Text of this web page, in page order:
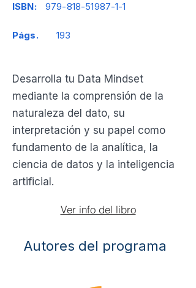
ISBN: 979-818-51987-1-1
Págs. 193
Desarrolla tu Data Mindset
mediante la comprensión de la
naturaleza del dato, su
interpretación y su papel como
fundamento de la analítica, la
ciencia de datos y la inteligencia
artificial.
Ver info del libro
Autores del programa